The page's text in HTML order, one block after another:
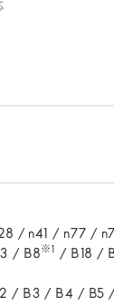
/ n41 / n77 /
/ B8※1 / B18 /
/ B3 / B4 /